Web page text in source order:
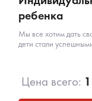
ребенка
Мы все хотим дать
дети стали
Цена всего: